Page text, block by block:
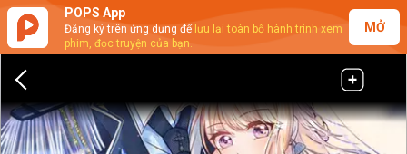
POPS App
Đăng ký trên ứng dụng để lưu lại toàn bộ hành trình xem
phim, đọc truyện của bạn.
MỞ